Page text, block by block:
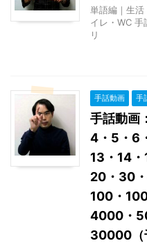
単語編｜生
イレ・WC
リ
手話動画 手
手話動画
4・5・6
13・14・
20・30
100・
4000・
30000（